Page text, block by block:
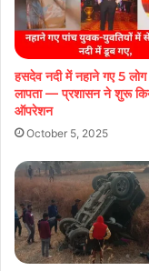
हसदेव नदी में नहाने गए 5
लापता — प्रशासन ने शुरू
ऑपरेशन
October 5, 2025